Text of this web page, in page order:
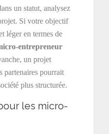
un statut, analysez
Si votre objectif
léger en termes de
entrepreneur
un projet
partenaires pourrait
plus structurée.
les micro-